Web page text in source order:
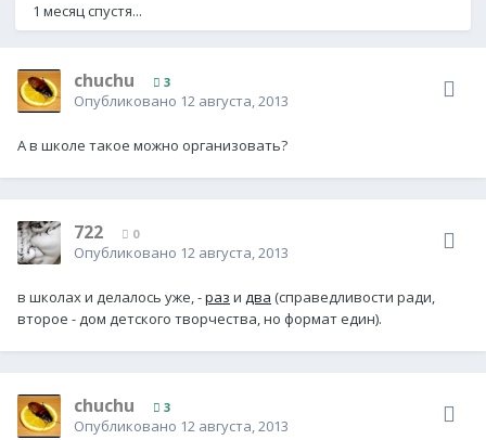
1 месяц спустя...
chuchu 3
Опубликовано 12 августа, 2013
А в школе такое можно организовать?
722 0
Опубликовано 12 августа, 2013
в школах и делалось уже, -раз и два (справедливости ради,
второе - дом детского творчества, но формат един).
chuchu 3
Опубликовано 12 августа, 2013